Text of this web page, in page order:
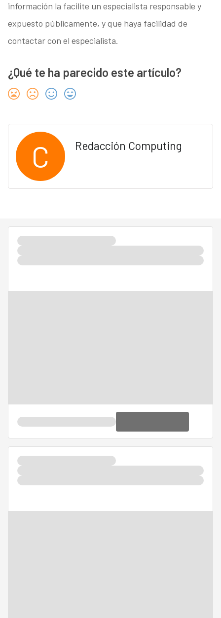
información la facilite un especialista responsable y
expuesto públicamente, y que haya facilidad de
contactar con el especialista.
¿Qué te ha parecido este artículo?
C Redacción Computing